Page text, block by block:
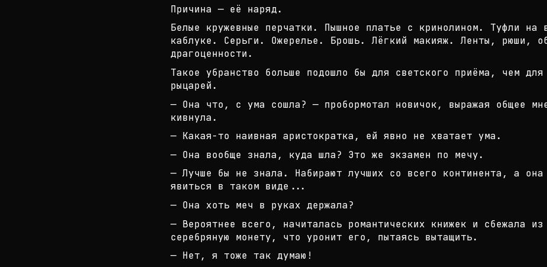
Причина — её наряд.
Белые кружевные перчатки. Пышное платье с кринолином. Туфли на
каблуке. Серьги. Ожерелье. Брошь. Лёгкий макияж. Ленты, рюши,
драгоценности.
Такое убранство больше подошло бы для светского приёма, чем для
рыцарей.
— Она что, с ума сошла? — пробормотал новичок, выражая общее
кивнула.
— Какая-то наивная аристократка, ей явно не хватает ума.
— Она вообще знала, куда шла? Это же экзамен по мечу.
— Лучше бы не знала. Набирают лучших со всего континента, а она
явиться в таком виде...
— Она хоть меч в руках держала?
— Вероятнее всего, начиталась романтических книжек и сбежала
серебряную монету, что уронит его, пытаясь вытащить.
— Нет, я тоже так думаю!